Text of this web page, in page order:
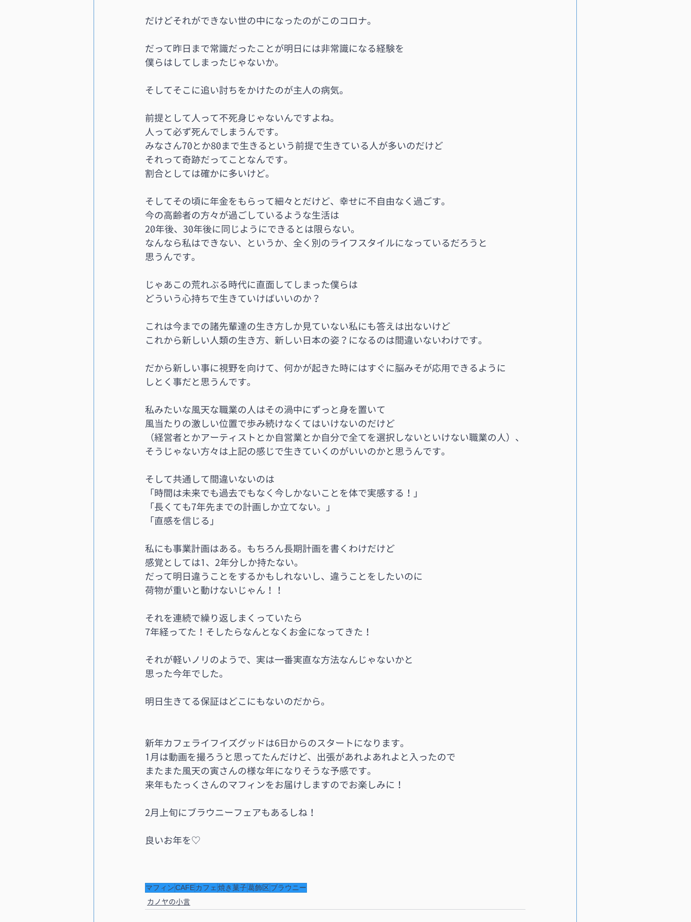
だけどそれができない世の中になったのがこのコロナ。
だって昨日まで常識だったことが明日には非常識になる経験を
僕らはしてしまったじゃないか。
そしてそこに追い討ちをかけたのが主人の病気。
前提として人って不死身じゃないんですよね。
人って必ず死んでしまうんです。
みなさん70とか80まで生きるという前提で生きている人が多いのだけど
それって奇跡だってことなんです。
割合としては確かに多いけど。
そしてその頃に年金をもらって細々とだけど、幸せに不自由なく過ごす。
今の高齢者の方々が過ごしているような生活は
20年後、30年後に同じようにできるとは限らない。
なんなら私はできない、というか、全く別のライフスタイルになっているだろうと
思うんです。
じゃあこの荒れぶる時代に直面してしまった僕らは
どういう心持ちで生きていけばいいのか？
これは今までの諸先輩達の生き方しか見ていない私にも答えは出ないけど
これから新しい人類の生き方、新しい日本の姿？になるのは間違いないわけです。
だから新しい事に視野を向けて、何かが起きた時にはすぐに脳みそが応用できるように
しとく事だと思うんです。
私みたいな風天な職業の人はその渦中にずっと身を置いて
風当たりの激しい位置で歩み続けなくてはいけないのだけど
（経営者とかアーティストとか自営業とか自分で全てを選択しないといけない職業の人）、
そうじゃない方々は上記の感じで生きていくのがいいのかと思うんです。
そして共通して間違いないのは
「時間は未来でも過去でもなく今しかないことを体で実感する！」
「長くても7年先までの計画しか立てない。」
「直感を信じる」
私にも事業計画はある。もちろん長期計画を書くわけだけど
感覚としては1、2年分しか持たない。
だって明日違うことをするかもしれないし、違うことをしたいのに
荷物が重いと動けないじゃん！！
それを連続で繰り返しまくっていたら
7年経ってた！そしたらなんとなくお金になってきた！
それが軽いノリのようで、実は一番実直な方法なんじゃないかと
思った今年でした。
明日生きてる保証はどこにもないのだから。
新年カフェライフイズグッドは6日からのスタートになります。
1月は動画を撮ろうと思ってたんだけど、出張があれよあれよと入ったので
またまた風天の寅さんの様な年になりそうな予感です。
来年もたっくさんのマフィンをお届けしますのでお楽しみに！
2月上旬にブラウニーフェアもあるしね！
良いお年を♡
マフィンCAFEカフェ 焼き菓子葛飾区 ブラウニー
カノヤの小言